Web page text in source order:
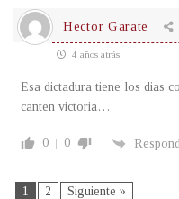
Hector Garate
4 años atrás
Esa dictadura tiene los dias
canten victoria…
0 0
1 2 Siguiente »